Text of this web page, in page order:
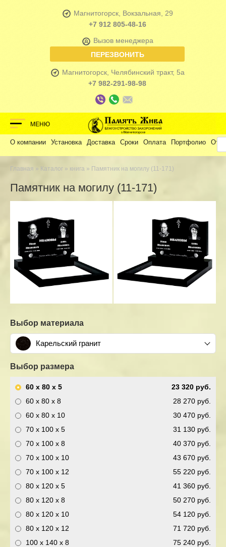
Магнитогорск, Вокзальная, 29
+7 912 805-48-16
Вызов менеджера
ПЕРЕЗВОНИТЬ
Магнитогорск, Челябинский тракт, 5а
+7 982-291-98-98
МЕНЮ
О компании Установка Доставка Сроки Оплата Портфолио
Главная » Каталог » книга » Памятник на могилу (11-171)
Памятник на могилу (11-171)
Выбор материала
Карельский гранит
Выбор размера
23 320 руб.
60 x 80 x 5
28 270 руб.
60 x 80 x 8
30 470 руб.
60 x 80 x 10
31 130 руб.
70 x 100 x 5
40 370 руб.
70 x 100 x 8
43 670 руб.
70 x 100 x 10
55 220 руб.
70 x 100 x 12
41 360 руб.
80 x 120 x 5
50 270 руб.
80 x 120 x 8
54 120 руб.
80 x 120 x 10
71 720 руб.
80 x 120 x 12
75 240 руб.
100 x 140 x 8